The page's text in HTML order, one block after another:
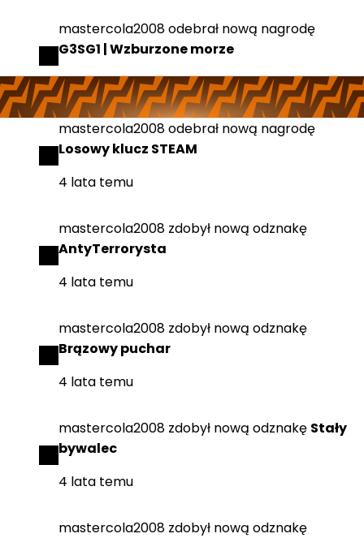
mastercola2008odebrał nową nagrodę
G3SG1 | Wzburzone morze
4 lata temu
mastercola2008odebrał nową nagrodę
Losowy klucz STEAM
4 lata temu
mastercola2008 zdobył nową odznakę
AntyTerrorysta
4 lata temu
mastercola2008 zdobył nową odznakę
Brązowy puchar
4 lata temu
mastercola2008 zdobył nową odznakę Stały
bywalec
4 lata temu
mastercola2008 zdobył nową odznakę